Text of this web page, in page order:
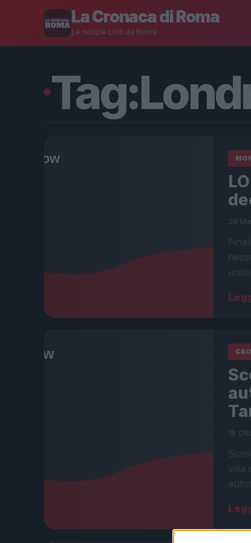
La Cronaca di Roma
Le notizie LIVE da Roma
Tag:
29
18
villa